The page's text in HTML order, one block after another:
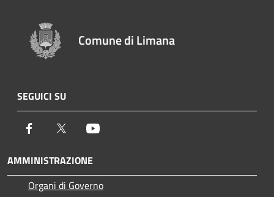
Comune di Limana
SEGUICI SU
Facebook Twitter
AMMINISTRAZIONE
Organi di Governo